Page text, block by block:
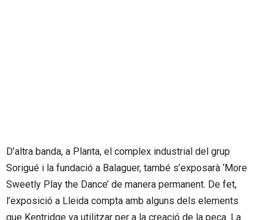
D’altra banda, a Planta, el complex industrial del grup
Sorigué i la fundació a Balaguer, també s’exposarà ‘More
Sweetly Play the Dance’ de manera permanent. De fet,
l’exposició a Lleida compta amb alguns dels elements
que Kentridge va utilitzar per a la creació de la peça. La